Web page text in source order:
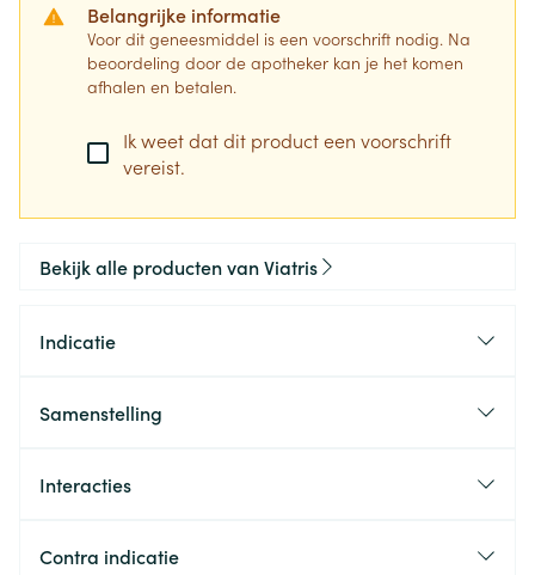
Belangrijke informatie
Voor dit geneesmiddel is een voorschrift nodig. Na
beoordeling door de apotheker kan je het komen
afhalen en betalen.
Ik weet dat dit product een voorschrift
vereist.
Bekijk alle producten van Viatris
Indicatie
Samenstelling
Interacties
Contra indicatie